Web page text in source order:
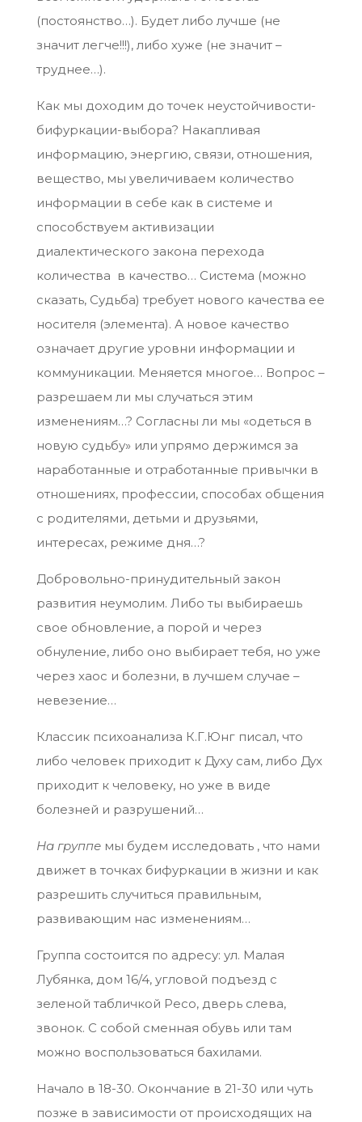
(постоянство…). Будет либо лучше (не
значит легче!!!), либо хуже (не значит –
труднее…).
Как мы доходим до точек неустойчивости-
бифуркации-выбора? Накапливая
информацию, энергию, связи, отношения,
вещество, мы увеличиваем количество
информации в себе как в системе и
способствуем активизации
диалектического закона перехода
количества в качество… Система (можно
сказать, Судьба) требует нового качества ее
носителя (элемента). А новое качество
означает другие уровни информации и
коммуникации. Меняется многое… Вопрос –
разрешаем ли мы случаться этим
изменениям…? Согласны ли мы «одеться в
новую судьбу» или упрямо держимся за
наработанные и отработанные привычки в
отношениях, профессии, способах общения
с родителями, детьми и друзьями,
интересах, режиме дня…?
Добровольно-принудительный закон
развития неумолим. Либо ты выбираешь
свое обновление, а порой и через
обнуление, либо оно выбирает тебя, но уже
через хаос и болезни, в лучшем случае –
невезение…
Классик психоанализа К.Г.Юнг писал, что
либо человек приходит к Духу сам, либо Дух
приходит к человеку, но уже в виде
болезней и разрушений…
На группемы будем исследовать , что нами
движет в точках бифуркации в жизни и как
разрешить случиться правильным,
развивающим нас изменениям…
Группа состоится по адресу: ул. Малая
Лубянка, дом 16/4, угловой подъезд с
зеленой табличкой Ресо, дверь слева,
звонок. С собой сменная обувь или там
можно воспользоваться бахилами.
Начало в 18-30. Окончание в 21-30 или чуть
позже в зависимости от происходящих на